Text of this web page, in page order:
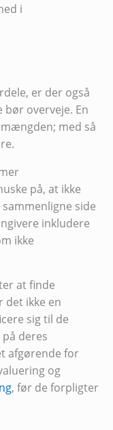
i
er der også
overveje. En
med så
på, at ikke
side
inkludere
ikke
at finde
det ikke en
sig til de
deres
afgørende for
og
, før de forpligter